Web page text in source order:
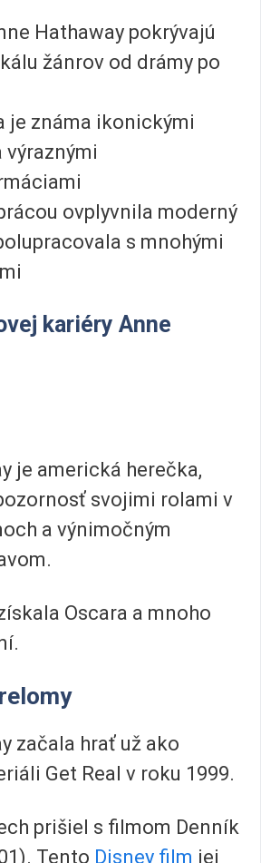
Hathaway pokrývajú
žánrov od drámy po
je známa ikonickými
výraznými
ovplyvnila moderný
s mnohými
kariéry Anne
je americká herečka,
svojimi rolami v
a výnimočným
Oscara a mnoho
začala hrať už ako
Get Real v roku 1999.
prišiel s filmom Denník
Tento Disney film jej